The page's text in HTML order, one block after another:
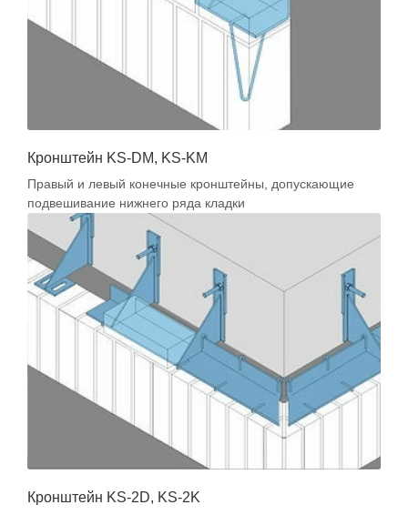
Кронштейн KS-DМ, KS-KМ
Правый и левый конечные кронштейны, допускающие
подвешивание нижнего ряда кладки
Кронштейн KS-2D, KS-2K